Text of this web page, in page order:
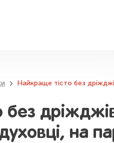
Найкраще тісто без
без
на